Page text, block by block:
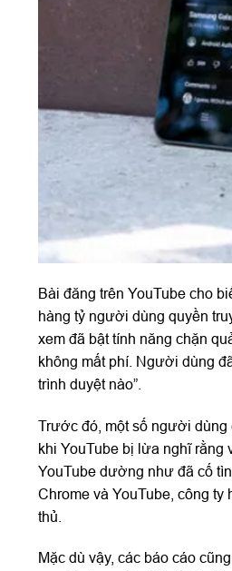
Bài đăng trên YouTube cho
hàng tỷ người dùng quyền
xem đã bật tính năng chặn
không mất phí. Người dùng
trình duyệt nào”.
Trước đó, một số người dùng
khi YouTube bị lừa nghĩ rằng
YouTube dường như đã cố
Chrome và YouTube, công ty
thủ.
Mặc dù vậy, các báo cáo